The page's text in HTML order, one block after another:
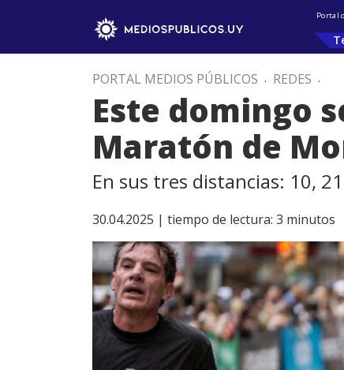
Portal
PORTAL MEDIOS PÚBLICOS . REDES .
Este domingo
Maratón de
En sus tres distancias: 10,
30.04.2025 | tiempo de lectura: 3 minutos